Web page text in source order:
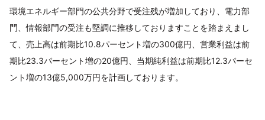
環境エネルギー部門の公共分野で受注残が増加しており、電力部
門、情報部門の受注も堅調に推移しておりますことを踏まえまし
て、売上高は前期比10.8パーセント増の300億円、営業利益は前
期比23.3パーセント増の20億円、当期純利益は前期比12.3パーセ
ント増の13億5,000万円を計画しております。